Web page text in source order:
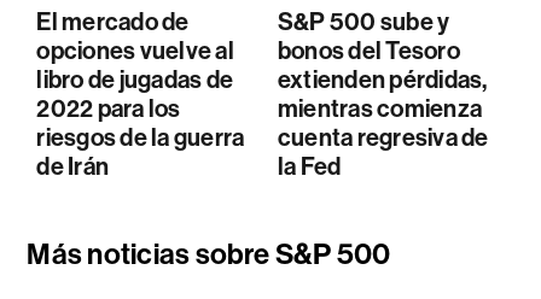
El mercado de
opciones vuelve al
libro de jugadas de
2022 para los
riesgos de la guerra
de Irán
S&P 500 sube y
bonos del Tesoro
extienden pérdidas,
mientras comienza
cuenta regresiva de
la Fed
Más noticias sobre S&P 500